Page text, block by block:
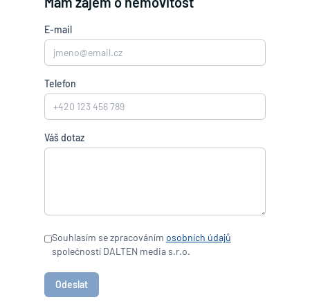
E-mail
Telefon
Váš dotaz
Souhlasím se zpracováním osobních údajů
společností DALTEN media s.r.o.
Odeslat